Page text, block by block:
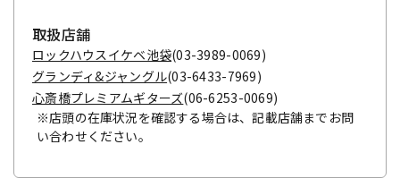
取扱店舗
ロックハウスイケベ池袋(03-3989-0069)
グランディ&ジャングル(03-6433-7969)
心斎橋プレミアムギターズ(06-6253-0069)
※店頭の在庫状況を確認する場合は、記載店舗までお問
い合わせください。